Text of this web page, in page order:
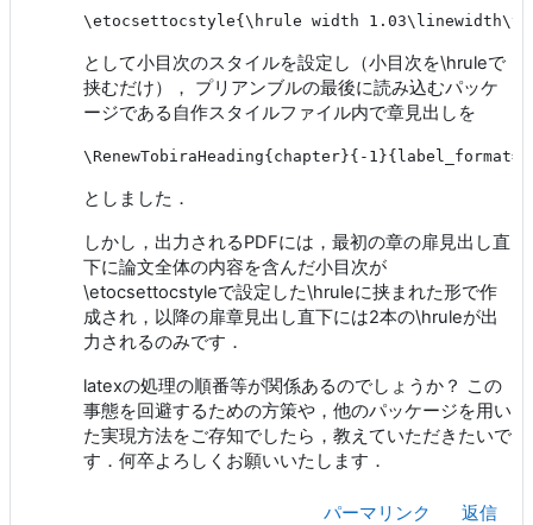
として小目次のスタイルを設定し（小目次を\hruleで
挟むだけ）， プリアンブルの最後に読み込むパッケ
ージである自作スタイルファイル内で章見出しを
としました．
しかし，出力されるPDFには，最初の章の扉見出し直
下に論文全体の内容を含んだ小目次が
\etocsettocstyleで設定した\hruleに挟まれた形で作
成され，以降の扉章見出し直下には2本の\hruleが出
力されるのみです．
latexの処理の順番等が関係あるのでしょうか？ この
事態を回避するための方策や，他のパッケージを用い
た実現方法をご存知でしたら，教えていただきたいで
す．何卒よろしくお願いいたします．
パーマリンク 返信